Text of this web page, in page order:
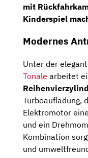
mit
Kinderspiel
Modernes
Unter der
Tonale arbeitet
Turboaufladung,
Elektromotor
und ein
Kombination
und